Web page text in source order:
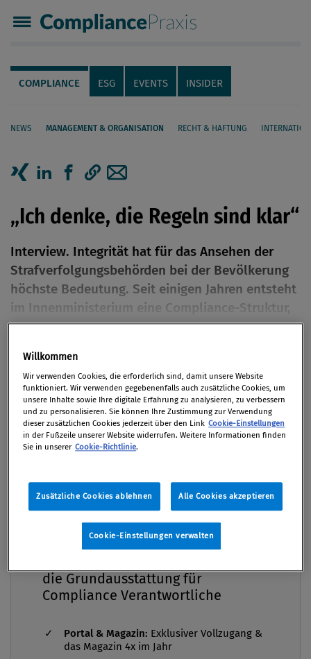
Compliance Praxis
Servicenavigation
Navigation
COMPLIANCE ESG EVENTS INSIDER
NEWS MANAGEMENT & ORGANISATION RECHT & HAFTUNG
Seiteninhalt
„Ich denke, die Regeln sind klar“
Interview. Integrität hat für das Ansehen der
Strafverfolgungsbehörden bei der Bevölkerung
höchste Bedeutung. Seit einigen Jahren entsteht
im Innenministerium eine Compliance-Struktur,
die integres Agieren auf allen Ebenen garantieren
Mikl-Leitner nach ihrer Sicht auf Compliance und
die spezielle Rolle des Innenressorts bei der
Bekämpfung von Korruption in der öffentlichen
Verwaltung.
VonMag. Klaus Putzer
1/2016, S. 8
Politikerin wurde in Hollabrunn in Niederösterreich
geboren und studierte Wirtschaftspädagogik an der
Landesgeschäftsführerin der ÖVP, von 25. Oktober
1999 bis 30. Juni 2003 war sie Abgeordnete zum
Compliance Praxis Premium
die Grundausstattung für
Compliance Verantwortliche
Portal & Magazin: Exklusiver Vollzugang &
das Magazin 4x im Jahr
Willkommen
Wir verwenden Cookies, die erforderlich sind, damit unsere Website
funktioniert. Wir verwenden gegebenenfalls auch zusätzliche Cookies, um
unsere Inhalte sowie Ihre digitale Erfahrung zu analysieren, zu verbessern
und zu personalisieren. Sie können Ihre Zustimmung zur Verwendung
dieser zusätzlichen Cookies jederzeit über den Link Cookie-Einstellungen
in der Fußzeile unserer Website widerrufen. Weitere Informationen finden
Sie in unserer Cookie-Richtlinie.
Zusätzliche Cookies ablehnen Alle Cookies akzeptieren
Cookie-Einstellungen verwalten